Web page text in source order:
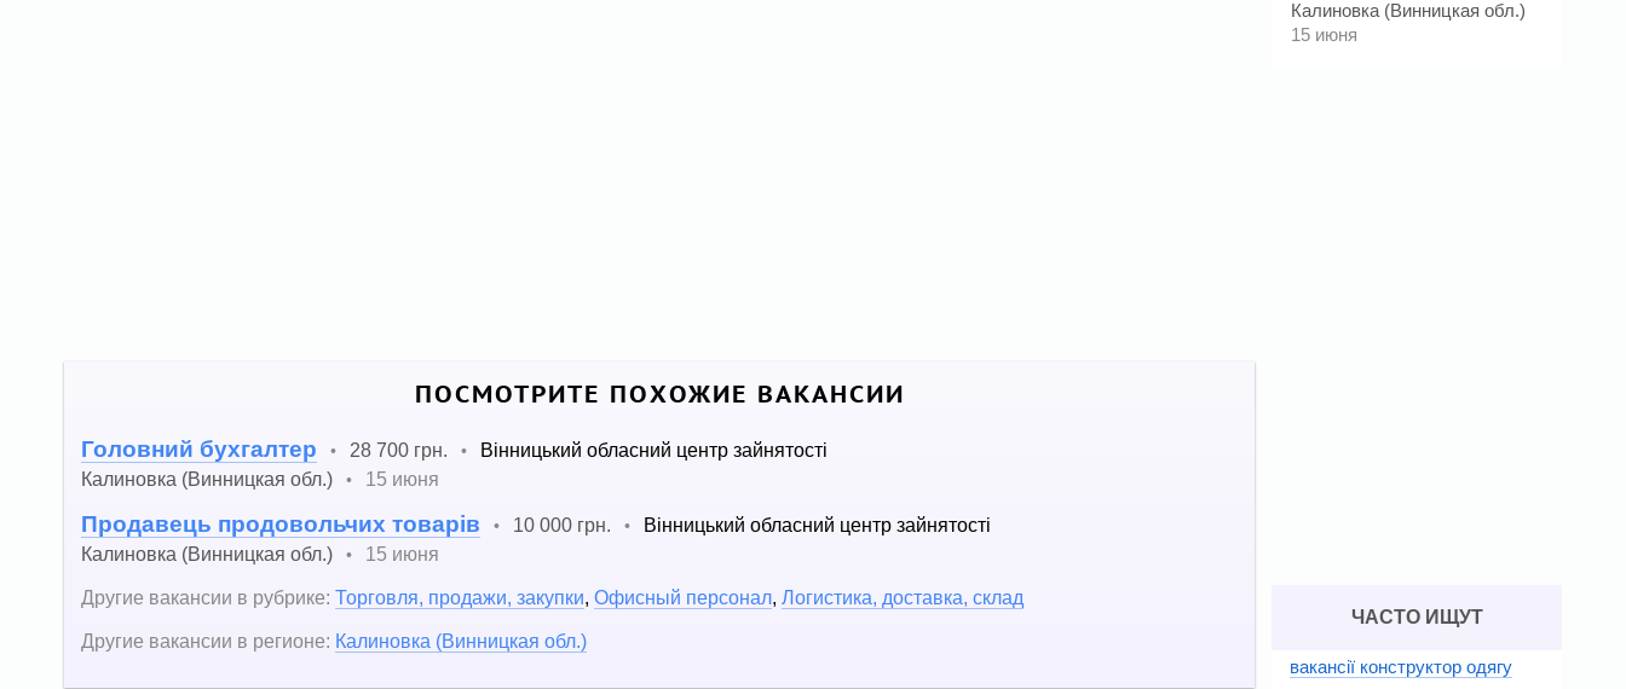
ПОСМОТРИТЕ ПОХОЖИЕ ВАКАНСИИ
Головний бухгалтер • 28 700 грн. •
Вінницький обласний центр зайнятості
Калиновка (Винницкая обл.)
• 15 июня
Продавець продовольчих товарів • 10 000 грн. •
Вінницький обласний центр зайнятості
Калиновка (Винницкая обл.)
•
15 июня
Другие вакансии в рубрике: Торговля, продажи, закупки, Офисный персонал, Логистика, доставка, склад
Другие вакансии в регионе: Калиновка (Винницкая обл.)
Калиновка (Винницкая обл.)
15 июня
ЧАСТО ИЩУТ
вакансії конструктор одягу